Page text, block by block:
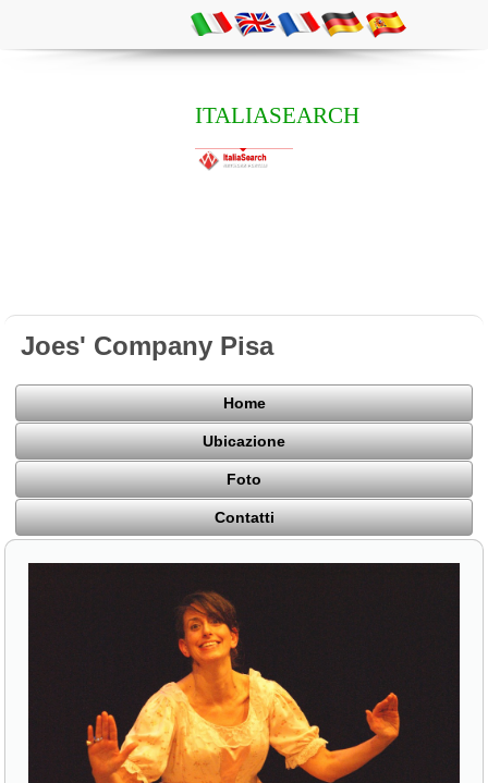
ITALIASEARCH
Joes' Company Pisa
Home
Ubicazione
Foto
Contatti